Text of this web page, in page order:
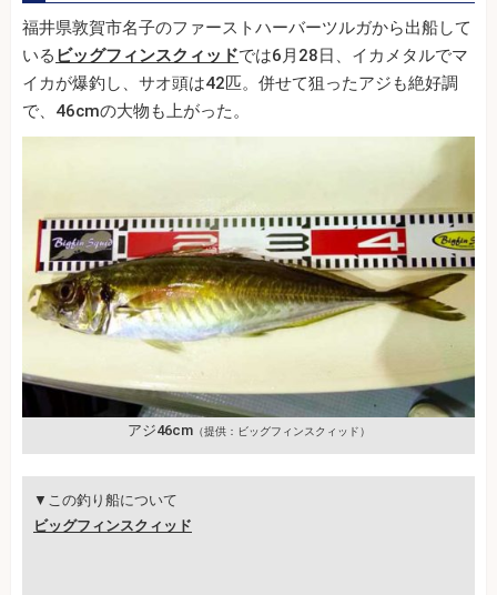
福井県敦賀市名子のファーストハーバーツルガから出船して
いる ビッグフィンスクィッドでは6月28日、イカメタルでマ
イカが爆釣し、サオ頭は42匹。併せて狙ったアジも絶好調
で、46cmの大物も上がった。
アジ46cm（提供：ビッグフィンスクィッド）
▼この釣り船について
ビッグフィンスクィッド